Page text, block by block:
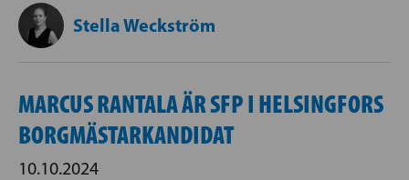
Stella Weckström
MARCUS RANTALA ÄR SFP I HELSINGFORS
BORGMÄSTARKANDIDAT
10.10.2024